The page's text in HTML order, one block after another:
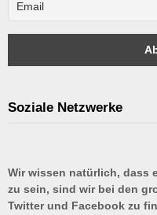
Soziale Netzwerke
Wir wissen natürlich, dass
zu sein, sind wir bei den
Twitter und Facebook zu